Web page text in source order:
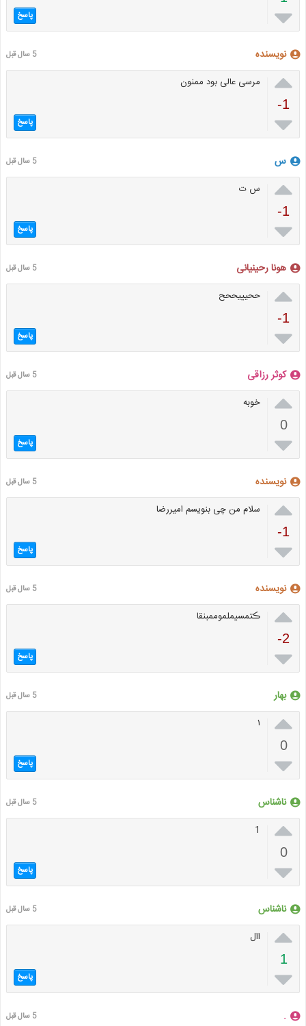
 پاسخ
نویسنده 5 سال قبل

-1

مرسی عالی بود ممنون
پاسخ
س 5 سال قبل

-1

س ت
پاسخ
هونا رحینیانی 5 سال قبل

-1

ححیییححح
پاسخ
کوثر رزاقی 5 سال قبل

0

خوبه
پاسخ
نویسنده 5 سال قبل

-1

سلام من چی بنویسم امیررضا
پاسخ
نویسنده 5 سال قبل

-2

ڪتمسیملموممبنقا
پاسخ
بهار 5 سال قبل

0

۱
پاسخ
ناشناس 5 سال قبل

0

1
پاسخ
ناشناس 5 سال قبل

1

اال
پاسخ
. 5 سال قبل